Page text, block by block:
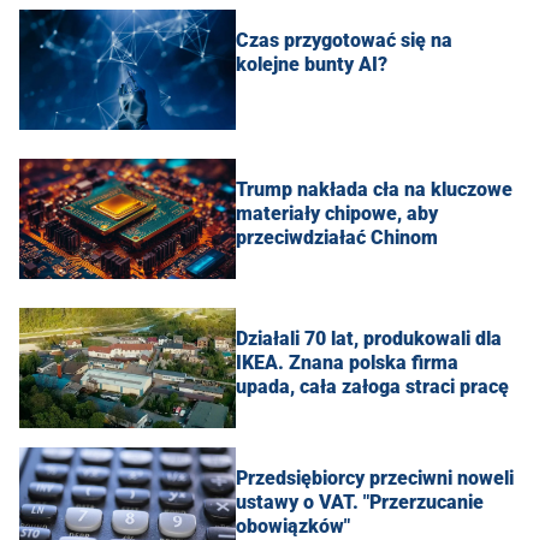
Czas przygotować się na
kolejne bunty AI?
Trump nakłada cła na kluczowe
materiały chipowe, aby
przeciwdziałać Chinom
Działali 70 lat, produkowali dla
IKEA. Znana polska firma
upada, cała załoga straci pracę
Przedsiębiorcy przeciwni noweli
ustawy o VAT. "Przerzucanie
obowiązków"